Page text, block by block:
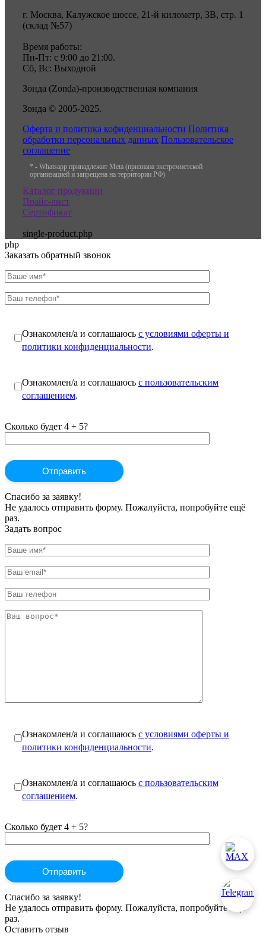
г. Москва, Калужское шоссе, 21-й километр, 3В, стр. 1
(склад №57)
Время работы:
Пн-Пт: с 9:00 до 21:00.
Сб, Вс: Выходной
Зонда (Zonda)-производственная компания
Зонда © 2005-2025.
Оферта и политика кофиденциальности Политика
обработки персональных данных Пользовательское
соглашение
* - Whatsapp принадлежит Meta (признана экстремистской
организацией и запрещена на территории РФ)
Каталог продукции
Прайс-лист
Сертификат
single-product.php
php
Заказать обратный звонок
Ознакомлен/а и соглашаюсь с условиями оферты и
политики конфиденциальности.
Ознакомлен/а и соглашаюсь с пользовательским
соглашением.
Сколько будет 4 + 5?
Спасибо за заявку!
Не удалось отправить форму. Пожалуйста, попробуйте ещё
раз.
Задать вопрос
Ознакомлен/а и соглашаюсь с условиями оферты и
политики конфиденциальности.
Ознакомлен/а и соглашаюсь с пользовательским
соглашением.
Сколько будет 4 + 5?
Спасибо за заявку!
Не удалось отправить форму. Пожалуйста, попробуйте ещё
раз.
Оставить отзыв